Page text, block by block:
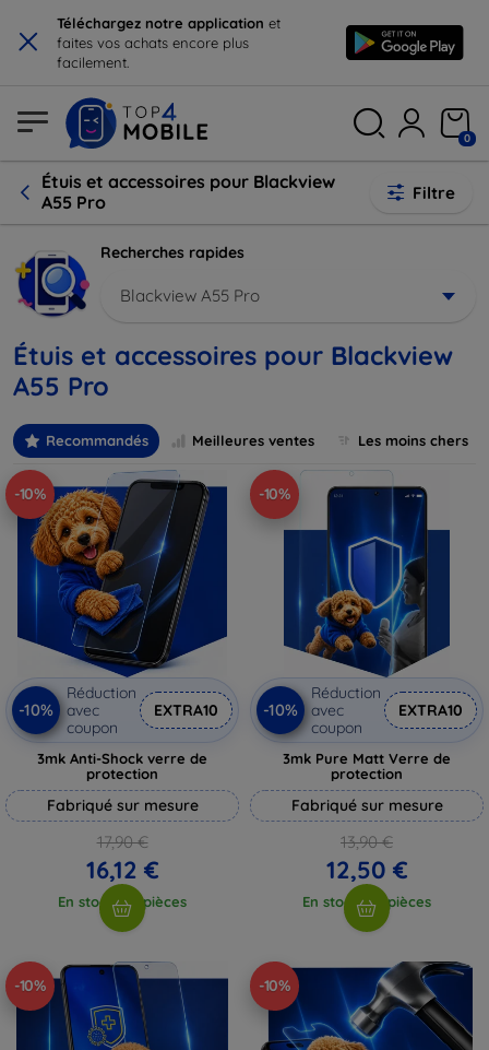
× Téléchargez notre application et
faites vos achats encore plus
facilement.
0
Étuis et accessoires pour Blackview
A55 Pro
Filtre
Recherches rapides
Blackview A55 Pro
Étuis et accessoires pour Blackview
A55 Pro
Recommandés Meilleures ventes Les moins chers
-10%
-10%
Réduction
avec
coupon
EXTRA10
3mk Anti-Shock verre de
protection
Fabriqué sur mesure
17,90 €
16,12 €
En stock > 5 pièces
-10%
-10%
Réduction
avec
coupon
EXTRA10
3mk Pure Matt Verre de
protection
Fabriqué sur mesure
13,90 €
12,50 €
En stock > 5 pièces
-10% -10%